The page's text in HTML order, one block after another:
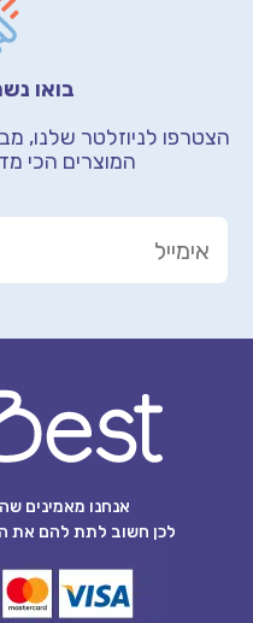
בואו
הצטרפו לניוזלטר שלנו,
המוצרים הכי
אנחנו מאמינים
לכן חשוב לתת להם את